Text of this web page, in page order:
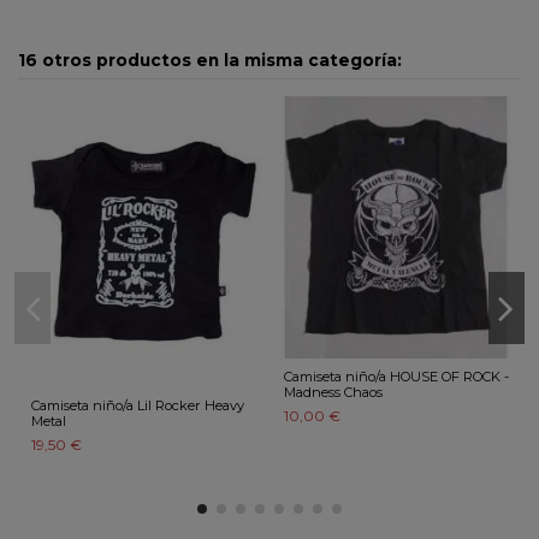
16 otros productos en la misma categoría:
Camiseta niño/a Lil Rocker Heavy
Metal
19,50 €
Camiseta niño/a HOUSE OF ROCK -
Madness Chaos
10,00 €